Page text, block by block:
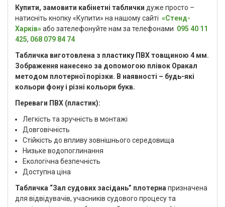
Купити, замовити кабінетні таблички дуже просто –
натисніть кнопку «Купити» на нашому сайті «Стенд-
Харків»або зателефонуйте нам за телефонами 095 40 11
425, 068 079 84 74
Табличка виготовлена з пластику ПВХ товщиною 4 мм.
Зображення нанесено за допомогою плівок Оракал
методом плотерної порізки. В наявності – будь-які
кольори фону і різні кольори букв.
Переваги ПВХ (пластик):
Легкість та зручність в монтажі
Довговічність
Стійкість до впливу зовнішнього середовища
Низьке водопоглинання
Екологічна безпечність
Доступна ціна
Табличка “Зал судових засідань” плотернапризначена
для відвідувачів, учасників судового процесу та